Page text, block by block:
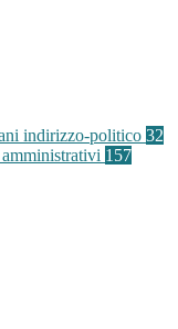
indirizzo-politico 32
157